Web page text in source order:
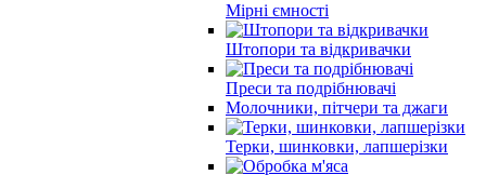
Мірні ємності
Штопори та відкривачки
Преси та подрібнювачі
Молочники, пітчери та джаги
Терки, шинковки, лапшерізки